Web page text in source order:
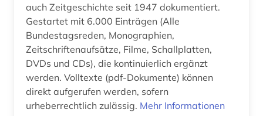
internationales handelsrecht (1)
internationales recht (1)
internationales strafrecht (1)
internationales umweltrecht (1)
internetportal (1)
auch Zeitgeschichte seit 1947 dokumentiert.
Gestartet mit 6.000 Einträgen (Alle
Bundestagsreden, Monographien,
Zeitschriftenaufsätze, Filme, Schallplatten,
DVDs und CDs), die kontinuierlich ergänzt
werden. Volltexte (pdf-Dokumente) können
direkt aufgerufen werden, sofern
urheberrechtlich zulässig. Mehr Informationen